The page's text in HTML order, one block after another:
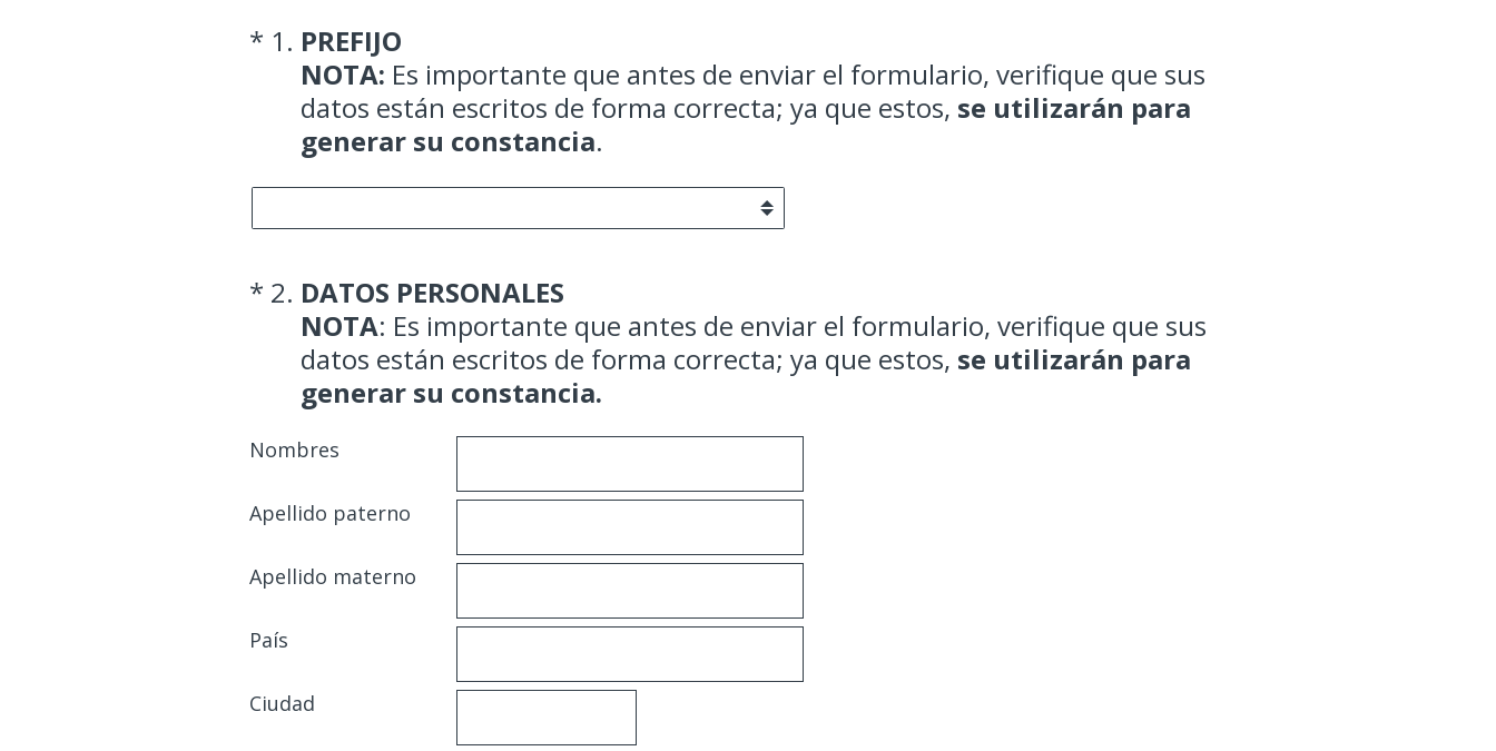
* 1 . PREFIJO
NOTA: Es importante que antes de enviar el formulario, verifique que sus
datos están escritos de forma correcta; ya que estos, se utilizarán para
generar su constancia.
(Obligatorio).
* 2. DATOS PERSONALES
NOTA: Es importante que antes de enviar el formulario, verifique que sus
datos están escritos de forma correcta; ya que estos, se utilizarán para
generar su constancia.
(Obligatorio).
Nombres
Apellido paterno
Apellido materno
País
Ciudad